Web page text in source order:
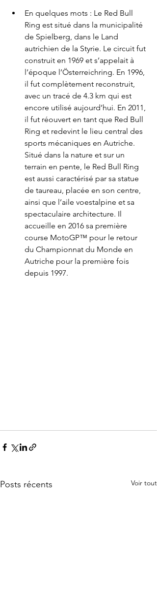
En quelques mots : Le Red Bull
Ring est situé dans la municipalité
de Spielberg, dans le Land
autrichien de la Styrie. Le circuit fut
construit en 1969 et s’appelait à
l’époque l’Österreichring. En 1996,
il fut complètement reconstruit,
avec un tracé de 4.3 km qui est
encore utilisé aujourd’hui. En 2011,
il fut réouvert en tant que Red Bull
Ring et redevint le lieu central des
sports mécaniques en Autriche.
Situé dans la nature et sur un
terrain en pente, le Red Bull Ring
est aussi caractérisé par sa statue
de taureau, placée en son centre,
ainsi que l’aile voestalpine et sa
spectaculaire architecture. Il
accueille en 2016 sa première
course MotoGP™ pour le retour
du Championnat du Monde en
Autriche pour la première fois
depuis 1997.
Posts récents Voir tout